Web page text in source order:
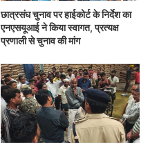
छात्रसंघ चुनाव पर हाईकोर्ट के निर्देश का
एनएसयूआई ने किया स्वागत, प्रत्यक्ष
प्रणाली से चुनाव की मांग